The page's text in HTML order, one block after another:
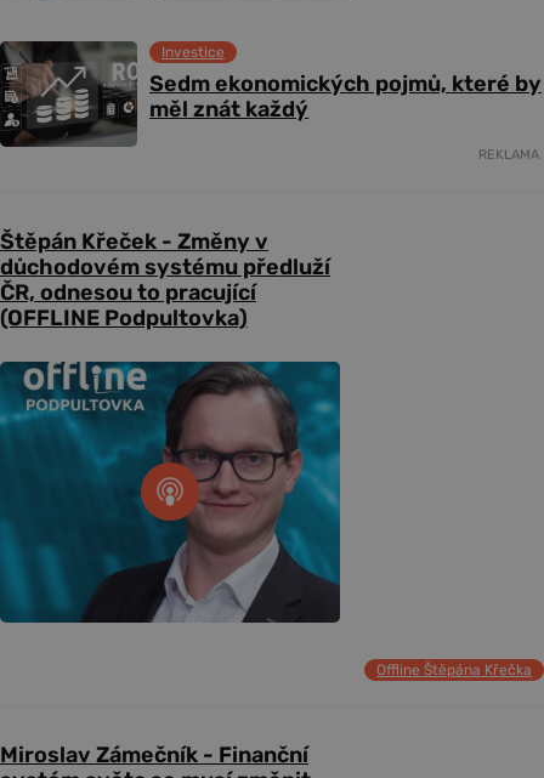
Sedm ekonomických pojmů, které by
měl znát každý
Investice
REKLAMA
Štěpán Křeček - Změny v
důchodovém systému předluží
ČR, odnesou to pracující
(OFFLINE Podpultovka)
Offline Štěpána Křečka
Miroslav Zámečník - Finanční